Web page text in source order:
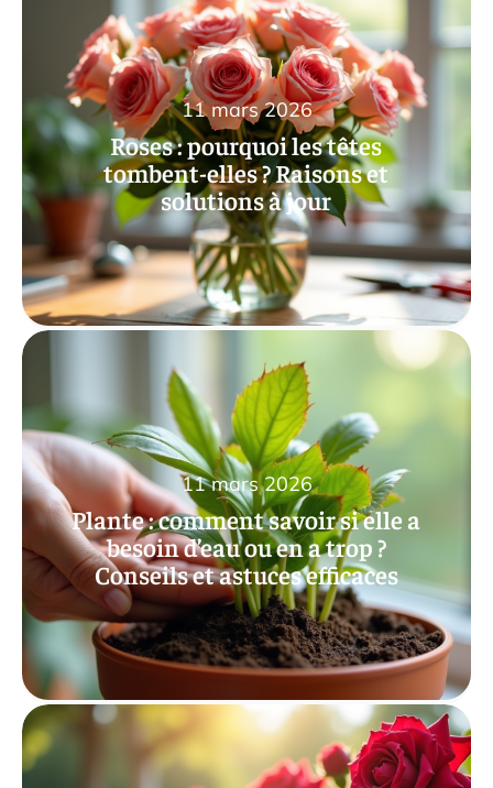
Roses : pourquoi les têtes
tombent-elles ? Raisons et
solutions à jour
11 mars 2026
Plante : comment savoir si elle a
besoin d’eau ou en a trop ?
Conseils et astuces efficaces
11 mars 2026